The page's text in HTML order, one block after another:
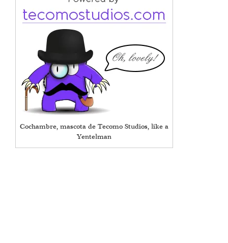
Cochambre, mascota de Tecomo Studios, like a
Yentelman